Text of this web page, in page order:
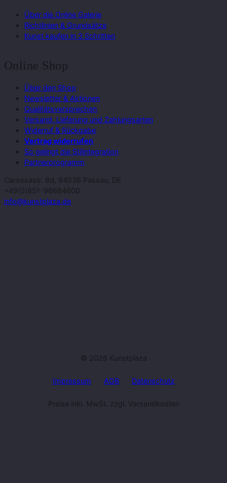
Über die Online Galerie
Richtlinien & Grundsätze
Kunst kaufen in 3 Schritten
Online Shop
Über den Shop
Newsletter & Aktionen
Qualitätsversprechen
Versand, Lieferung und Zahlungsarten
Widerruf & Rückgabe
Vertrag widerrufen
So gelingt die Stilintegration
Partnerprogramm
Carossastr. 8d, 94036 Passau, DE
+49(0)851-96684600
info@kunstplaza.de
© 2026 Kunstplaza
Impressum AGB Datenschutz
Preise inkl. MwSt. zzgl. Versandkosten